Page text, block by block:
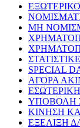
ΜΗ
SPECIAL
ΑΓΟΡΑ
ΥΠΟΒΟΛΗ
ΚΙΝΗΣΗ
ΕΞΕΛΙΞΗ